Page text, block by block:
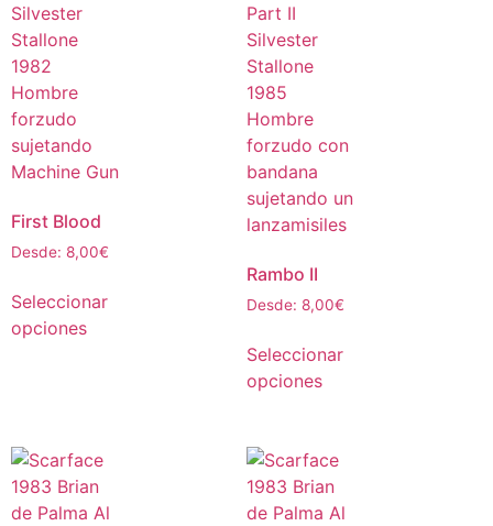
First Blood
Desde: 8,00€
Seleccionar
opciones
Rambo II
Desde: 8,00€
Seleccionar
opciones